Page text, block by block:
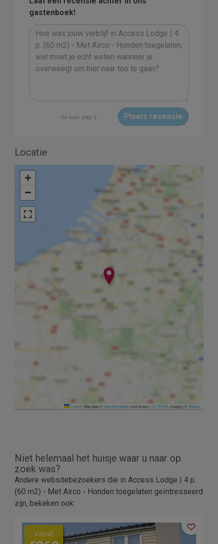
gastenboek!
Ga naar stap 2 Plaats recensie
Locatie
+
−
Leaflet| Map data ©OpenStreetMapcontributors,CC-BY-SA, Imagery ©Mapbox
Niet helemaal het huisje waar u naar op
zoek was?
Andere websitebezoekers die in Access Lodge | 4 p.
(60 m2) - Met Airco - Honden toegelaten geïntresseerd
zijn, bekeken ook:
Vanaf